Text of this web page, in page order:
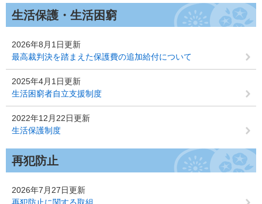
生活保護・生活困窮
2026年8月1日更新
最高裁判決を踏まえた保護費の追加給付について
2025年4月1日更新
生活困窮者自立支援制度
2022年12月22日更新
生活保護制度
再犯防止
2026年7月27日更新